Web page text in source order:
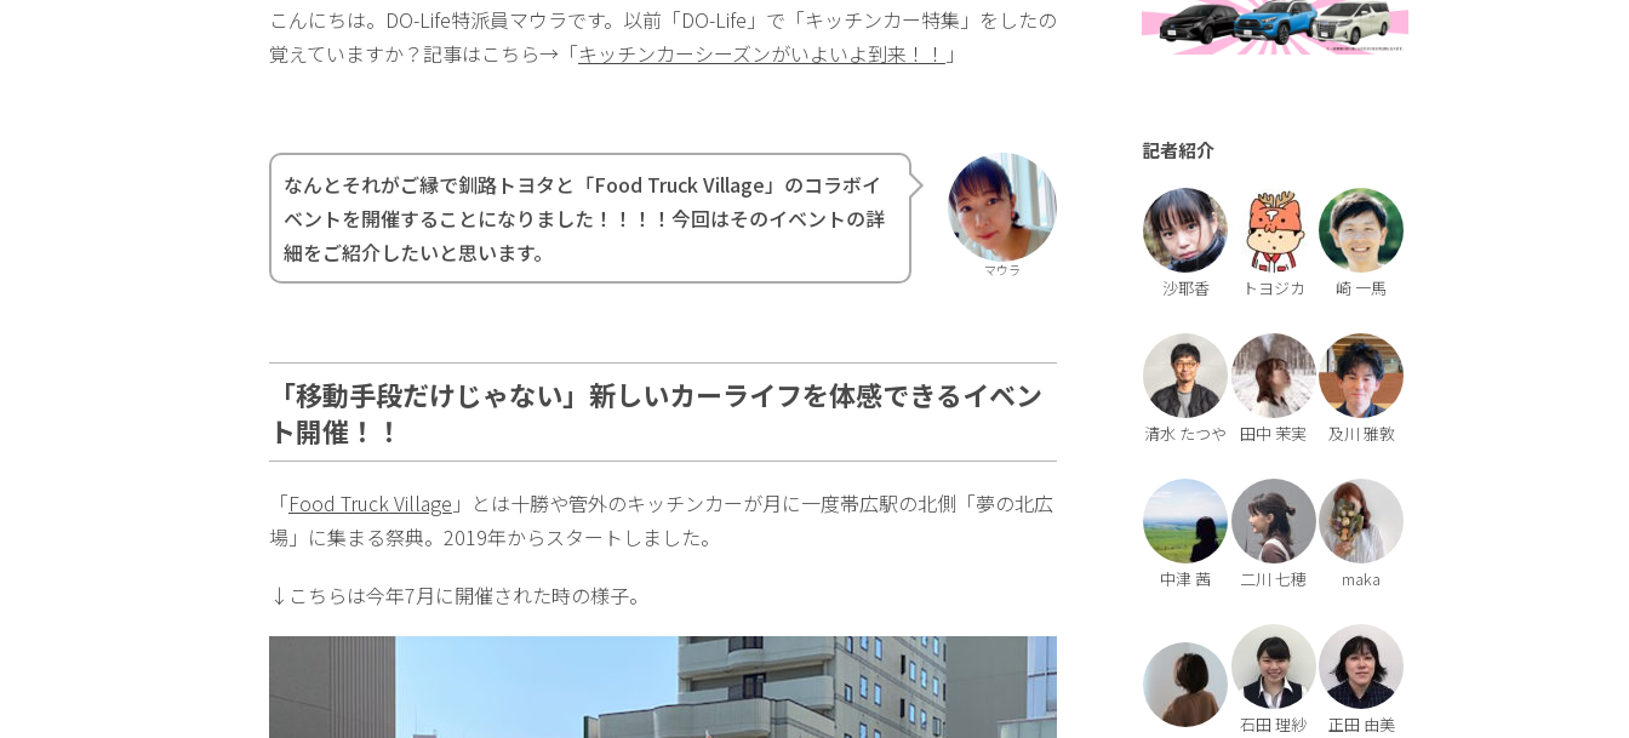
こんにちは。DO-Life特派員マウラです。以前「DO-Life」で「キッチンカー特集」をしたの
覚えていますか？記事はこちら→「キッチンカーシーズンがいよいよ到来！！ 」
マウラ
なんとそれがご縁で釧路トヨタと「Food Truck Village」のコラボイ
ベントを開催することになりました！！！！今回はそのイベントの詳
細をご紹介したいと思います。
「移動手段だけじゃない」新しいカーライフを体感できるイベン
ト開催！！
「Food Truck Village 」とは十勝や管外のキッチンカーが月に一度帯広駅の北側「夢の北広
場」に集まる祭典。2019年からスタートしました。
↓こちらは今年7月に開催された時の様子。
記者紹介
沙耶香 トヨジカ 崎 一馬
清水 たつや 田中 茉実 及川 雅敦
中津 茜 二川 七穂 maka
石田 理紗 正田 由美